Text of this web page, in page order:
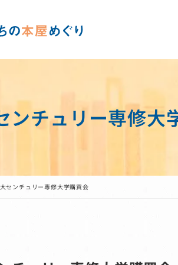
ンチュリー専修大
センチュリー専修大学購買会